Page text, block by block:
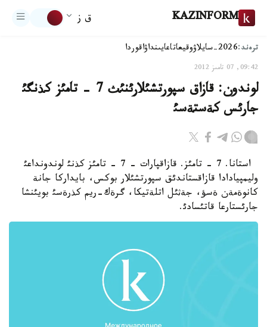
KAZINFORM ق ز
ترەند:2026-سايلاۋ وقيعاتاعايىنداۋاقوردا
09:42, 07 تامىز 2012
لوندون: قازاق سپورتشئلارئنئث 7 - تامئز كذنگئ
جارئس كةستةسئ
استانا. 7 - تامئز. قازاقپارات - 7 - تامئز كذنئ لوندونداعئ
وليمپيادادا قازاقستاندئق سپورتشئلار بوكس، بايداركا جانة
كانوةمةن ةسؤ، جةثئل اتلةتيكا، گرةك-ريم كذرةسئ بويئنشا
جارئستارعا قاتئسادئ.